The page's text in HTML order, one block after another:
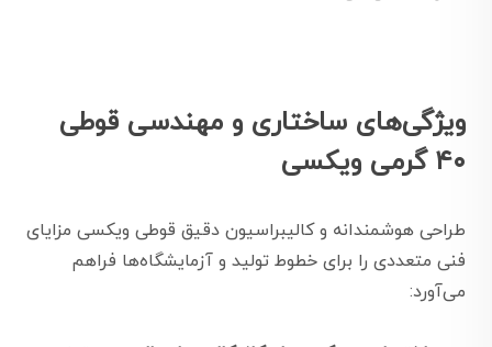
ویژگی‌های ساختاری و مهندسی قوطی
۴۰ گرمی ویکسی
طراحی هوشمندانه و کالیبراسیون دقیق قوطی ویکسی مزایای
فنی متعددی را برای خطوط تولید و آزمایشگاه‌ها فراهم
می‌آورد: